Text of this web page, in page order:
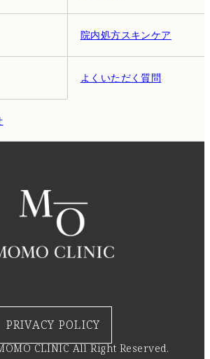
院内処方スキンケア
よくいただく質問
PRIVACY POLICY
CLINIC All Right Reserved.